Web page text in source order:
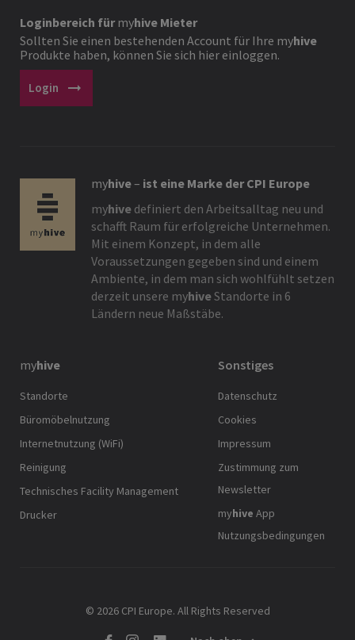
Loginbereich fürmyhive Mieter
Sollten Sie einen bestehenden Account für Ihre myhive
Produkte haben, können Sie sich hier einloggen.
Login arrow_right_alt
myhive– ist eine Marke der CPI Europe
myhive definiert den Arbeitsalltag neu und
schafft Raum für erfolgreiche Unternehmen.
Mit einem Konzept, in dem alle
Voraussetzungen gegeben sind und einem
Ambiente, in dem man sich wohlfühlt setzen
derzeit unsere myhiveStandorte in 6
Ländern neue Maßstäbe.
myhive
Standorte
Büromöbelnutzung
Internetnutzung (WiFi)
Reinigung
Technisches Facility Management
Drucker
Sonstiges
Datenschutz
Cookies
Impressum
Zustimmung zum
Newsletter
myhive App
Nutzungsbedingungen
© 2026 CPI Europe. All Rights Reserved